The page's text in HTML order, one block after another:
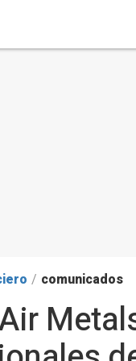
/ comunicados